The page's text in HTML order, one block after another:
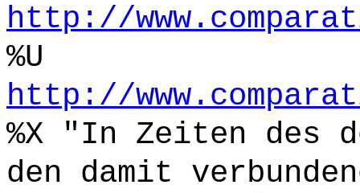
http://
%U
http://
%X "In Zeiten des
den damit